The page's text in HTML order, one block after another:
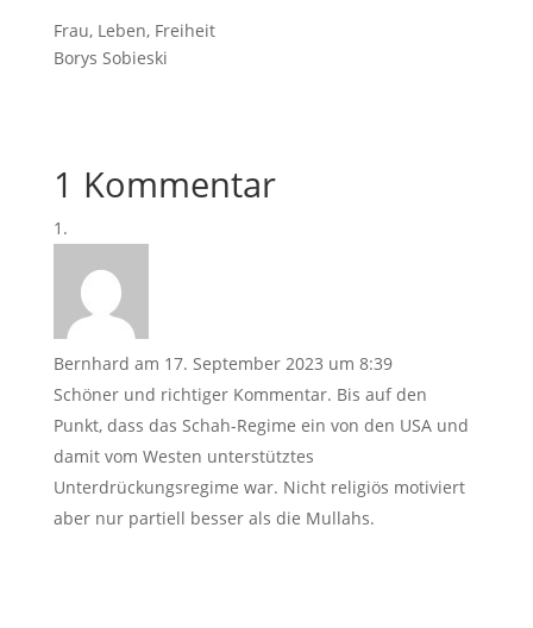
Frau, Leben, Freiheit
Borys Sobieski
1 Kommentar
Bernhard am 17. September 2023 um 8:39
Schöner und richtiger Kommentar. Bis auf den
Punkt, dass das Schah-Regime ein von den USA und
damit vom Westen unterstütztes
Unterdrückungsregime war. Nicht religiös motiviert
aber nur partiell besser als die Mullahs.